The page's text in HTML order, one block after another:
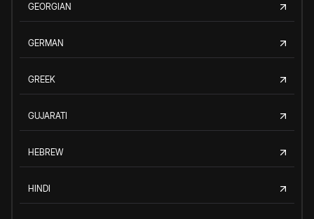
GEORGIAN
GERMAN
GREEK
GUJARATI
HEBREW
HINDI